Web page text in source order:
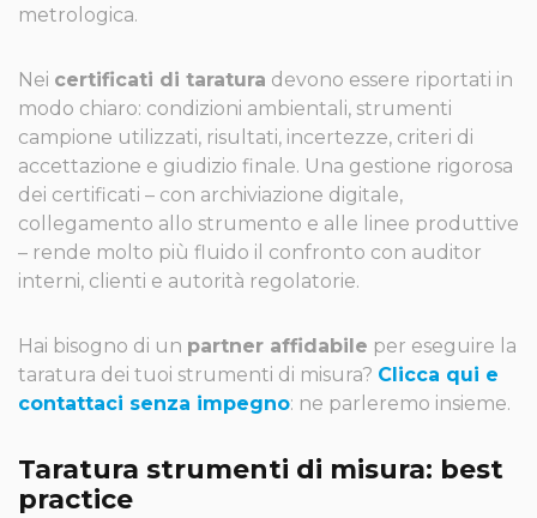
metrologica.
Nei certificati di taratura devono essere riportati in
modo chiaro: condizioni ambientali, strumenti
campione utilizzati, risultati, incertezze, criteri di
accettazione e giudizio finale. Una gestione rigorosa
dei certificati – con archiviazione digitale,
collegamento allo strumento e alle linee produttive
– rende molto più fluido il confronto con auditor
interni, clienti e autorità regolatorie.
Hai bisogno di un partner affidabile per eseguire la
taratura dei tuoi strumenti di misura? Clicca qui e
contattaci senza impegno: ne parleremo insieme.
Taratura strumenti di misura: best
practice